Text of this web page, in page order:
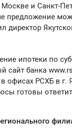
Москве и Санкт-
предложение
директор
ипотеки по
сайт банка
офисах РСХБв г.
готовы